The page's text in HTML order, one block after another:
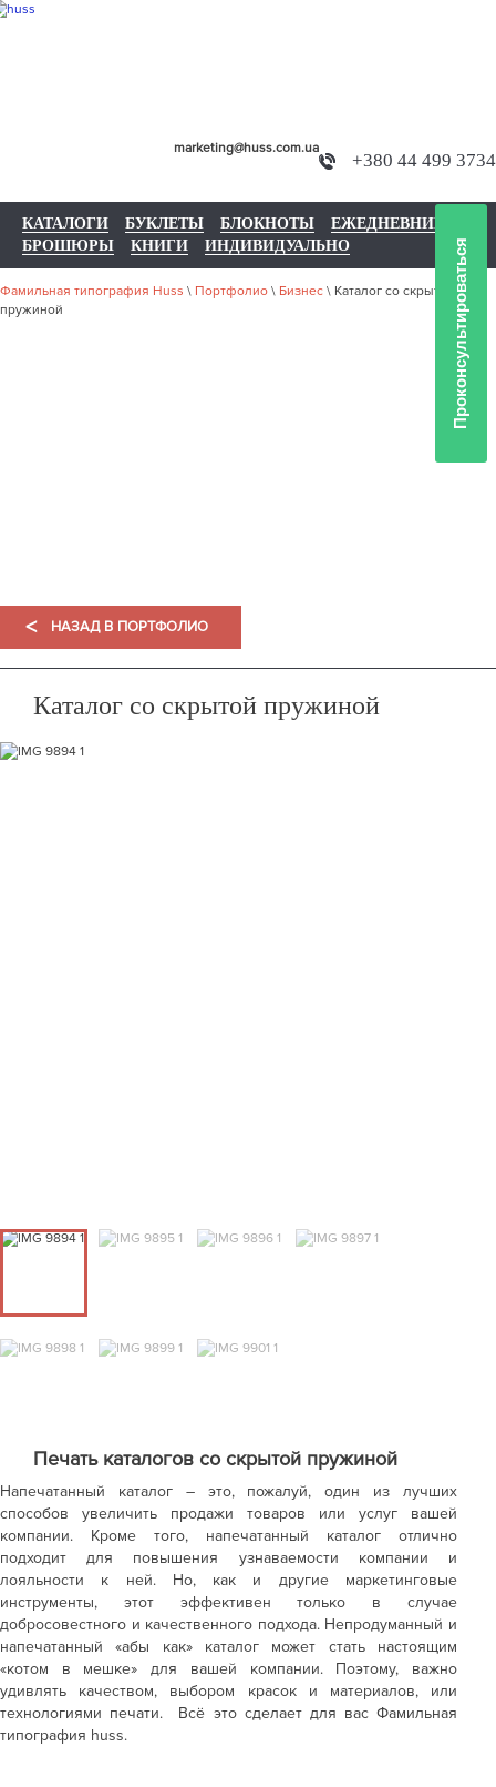
+380 44 499 3734
marketing@huss.com.ua
КАТАЛОГИ БУКЛЕТЫ БЛОКНОТЫ
ЕЖЕДНЕВНИКИ
БРОШЮРЫ
КНИГИ ИНДИВИДУАЛЬНО
Фамильная типография Huss \ Портфолио \ Бизнес \ Каталог со скрытой
пружиной
< НАЗАД В ПОРТФОЛИО
Каталог со скрытой пружиной
Печать каталогов со скрытой пружиной
Напечатанный каталог – это, пожалуй, один из лучших
способов увеличить продажи товаров или услуг вашей
компании. Кроме того, напечатанный каталог отлично
подходит для повышения узнаваемости компании и
лояльности к ней. Но, как и другие маркетинговые
инструменты, этот эффективен только в случае
добросовестного и качественного подхода. Непродуманный и
напечатанный «абы как» каталог может стать настоящим
«котом в мешке» для вашей компании. Поэтому, важно
удивлять качеством, выбором красок и материалов, или
технологиями печати. Всё это сделает для вас Фамильная
типография huss.
Проконсультироваться